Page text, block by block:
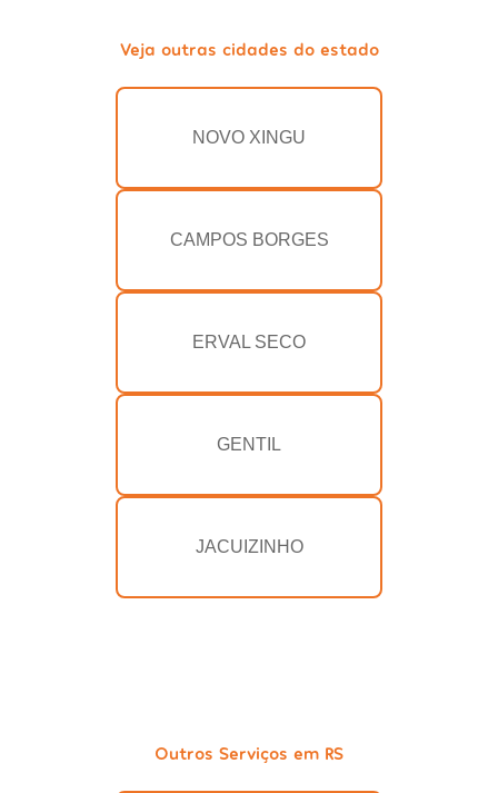
Veja outras cidades do estado
NOVO XINGU
CAMPOS BORGES
ERVAL SECO
GENTIL
JACUIZINHO
Outros Serviços em RS